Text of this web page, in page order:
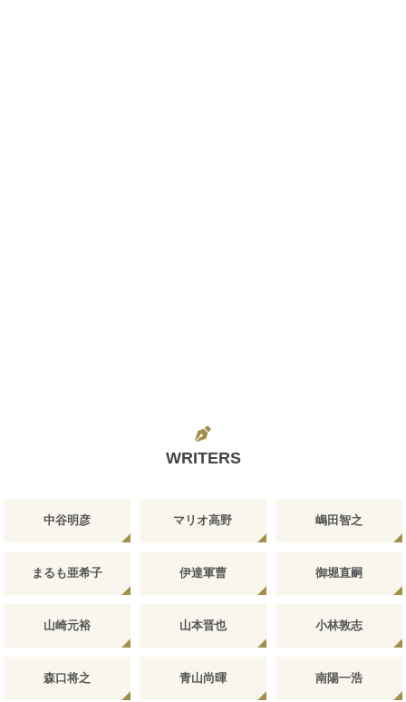
WRITERS
中谷明彦 マリオ高野 嶋田智之
まるも亜希子 伊達軍曹 御堀直嗣
山崎元裕 山本晋也 小林敦志
森口将之 青山尚暉 南陽一浩